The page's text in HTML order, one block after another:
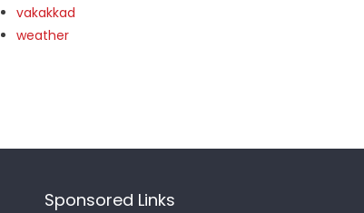
vakakkad
weather
Sponsored Links